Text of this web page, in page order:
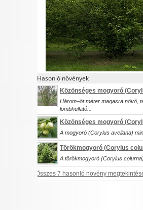
Data Deletion Data Access
Hasonló növények
Közönséges mogyoró (
Három–öt méter magasra növő,
lombhullató...
Közönséges mogyoró (
A mogyoró (Corylus avellana)
Törökmogyoró (Corylus
A törökmogyoró (Corylus
Összes 7 hasonló növény